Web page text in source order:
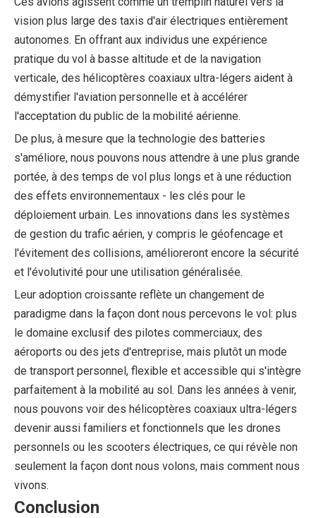
vision plus large des taxis d'air électriques entièrement
autonomes. En offrant aux individus une expérience
pratique du vol à basse altitude et de la navigation
verticale, des hélicoptères coaxiaux ultra-légers aident à
démystifier l'aviation personnelle et à accélérer
l'acceptation du public de la mobilité aérienne.
De plus, à mesure que la technologie des batteries
s'améliore, nous pouvons nous attendre à une plus grande
portée, à des temps de vol plus longs et à une réduction
des effets environnementaux - les clés pour le
déploiement urbain. Les innovations dans les systèmes
de gestion du trafic aérien, y compris le géofencage et
l'évitement des collisions, amélioreront encore la sécurité
et l'évolutivité pour une utilisation généralisée.
Leur adoption croissante reflète un changement de
paradigme dans la façon dont nous percevons le vol: plus
le domaine exclusif des pilotes commerciaux, des
aéroports ou des jets d'entreprise, mais plutôt un mode
de transport personnel, flexible et accessible qui s'intègre
parfaitement à la mobilité au sol. Dans les années à venir,
nous pouvons voir des hélicoptères coaxiaux ultra-légers
devenir aussi familiers et fonctionnels que les drones
personnels ou les scooters électriques, ce qui révèle non
seulement la façon dont nous volons, mais comment nous
vivons.
Conclusion